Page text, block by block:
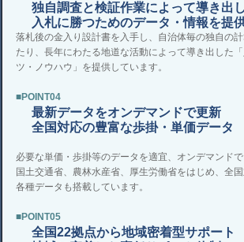
独自調査と検証作業によって導き出
入札に勝つためのデータ・情報を提
落札後の金入り設計書を入手し、自治体毎の独自の
たり、長年にわたる地道な活動によって導き出した
ツ・ノウハウ」を提供しています。
■POINT04
最新データをオンデマンドで更新
全国対応の豊富な歩掛・単価データ
必要な単価・歩掛等のデータを適宜、オンデマンドで
国土交通省、農林水産省、厚生労働省をはじめ、全
各種データも搭載しています。
■POINT05
全国22拠点から地域密着型サポート